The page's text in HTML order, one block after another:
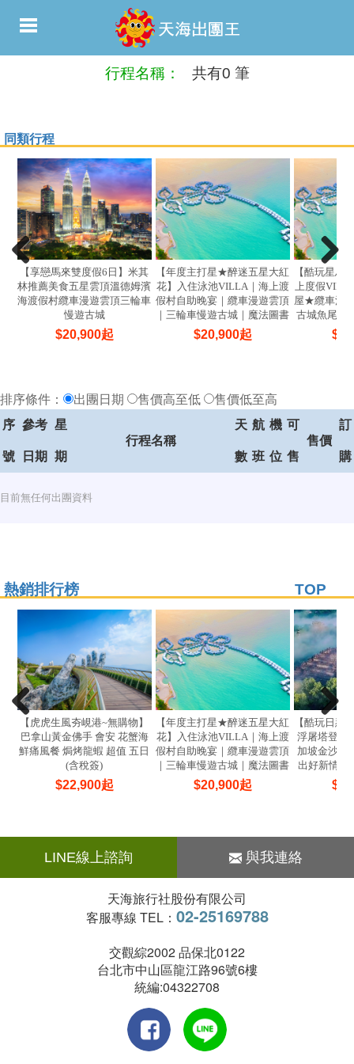
行程名稱： 共有0 筆
同類行程
【享戀馬來雙度假6日】米其
林推薦美食五星雲頂溫德姆濱
海渡假村纜車漫遊雲頂三輪車
慢遊古城
$20,900起
【年度主打星★醉迷五星大紅
花】入住泳池VILLA｜海上渡
假村自助晚宴｜纜車漫遊雲頂
｜三輪車慢遊古城｜魔法圖書
館5日
$20,900起
【酷玩星馬
上度假
屋★纜車漫
古城魚尾獅
$
排序條件： 出團日期 售價高至低
售價低至高
序
號
參考
日期
星
期
行程名稱
天
數
航
班
機
位
可
售
售價
訂
購
目前無任何出團資料
熱銷排行榜 TOP
【虎虎生風夯峴港~無購物】
巴拿山黃金佛手 會安 花蟹海
鮮痛風餐 焗烤龍蝦 超值 五日
(含稅簽)
$22,900起
【年度主打星★醉迷五星大紅
花】入住泳池VILLA｜海上渡
假村自助晚宴｜纜車漫遊雲頂
｜三輪車慢遊古城｜魔法圖書
館5日
$20,900起
【酷玩日惹
浮屠塔登頂
加坡金沙水
出好新情
$
LINE線上諮詢 與我連絡
天海旅行社股份有限公司
客服專線 TEL： 02-25169788
交觀綜2002 品保北0122
台北市中山區龍江路96號6樓
統編:04322708